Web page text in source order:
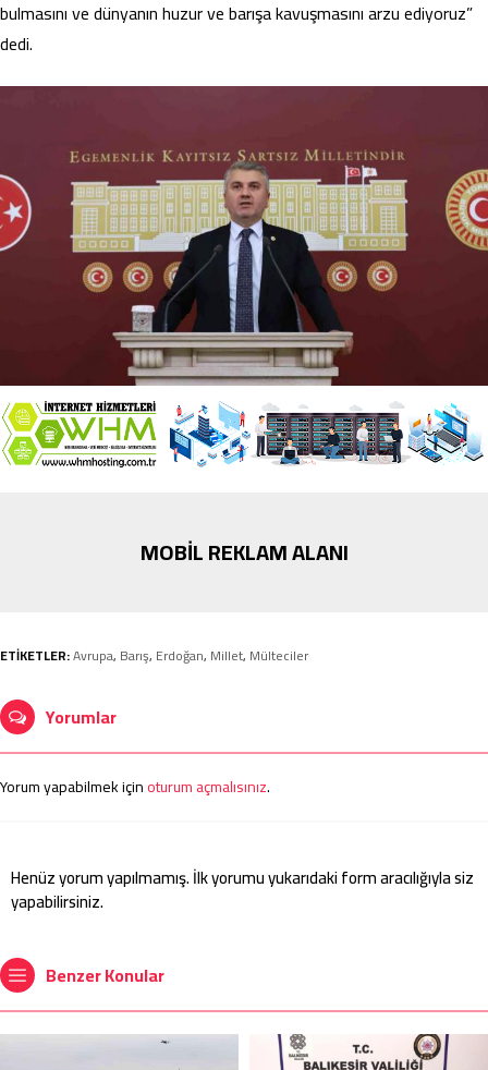
bulmasını ve dünyanın huzur ve barışa kavuşmasını arzu ediyoruz”
dedi.
MOBİL REKLAM ALANI
ETİKETLER:Avrupa, Barış, Erdoğan, Millet, Mülteciler
Yorumlar
Yorum yapabilmek içinoturum açmalısınız.
Henüz yorum yapılmamış. İlk yorumu yukarıdaki form aracılığıyla siz
yapabilirsiniz.
Benzer Konular